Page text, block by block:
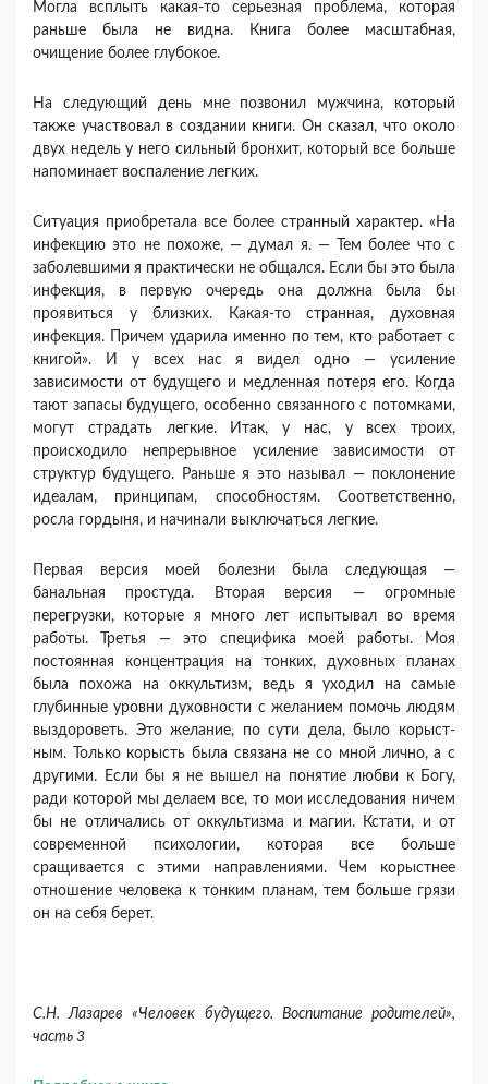
Могла всплыть какая-то серьезная проблема, ко­торая
раньше была не видна. Книга более масш­табная,
очищение более глубокое.
На следующий день мне позвонил мужчина, ко­торый
также участвовал в создании книги. Он сказал, что около
двух недель у него сильный бронхит, который все больше
напоминает воспале­ние легких.
Ситуация приобретала все более странный ха­рактер. «На
инфекцию это не похоже, — думал я. — Тем более что с
заболевшими я практически не общался. Если бы это была
инфекция, в пер­вую очередь она должна была бы
проявиться у близких. Какая-то странная, духовная
инфекция. Причем ударила именно по тем, кто работает с
книгой». И у всех нас я видел одно — усиление
зависимости от будущего и медленная потеря его. Когда
тают запасы будущего, особенно связанного с потомками,
могут страдать легкие. Итак, у нас, у всех троих,
происходило непрерывное усиление зависимости от
структур будущего. Раньше я это называл — поклонение
идеалам, принципам, спо­собностям. Соответственно,
росла гордыня, и на­чинали выключаться легкие.
Первая версия моей болезни была следу­ющая —
банальная простуда. Вторая версия — огромные
перегрузки, которые я много лет испы­тывал во время
работы. Третья — это специфика моей работы. Моя
постоянная концентрация на тонких, духовных планах
была похожа на оккуль­тизм, ведь я уходил на самые
глубинные уровни духовности с желанием помочь людям
выздоро­веть. Это желание, по сути дела, было корыст­
ным. Только корысть была связана не со мной лично, а с
другими. Если бы я не вышел на поня­тие любви к Богу,
ради которой мы делаем все, то мои исследования ничем
бы не отличались от ок­культизма и магии. Кстати, и от
современной пси­хологии, которая все больше
сращивается с этими направлениями. Чем корыстнее
отношение челове­ка к тонким планам, тем больше грязи
он на себя берет.
С.Н. Лазарев «Человек будущего. Воспитание родителей»,
часть 3